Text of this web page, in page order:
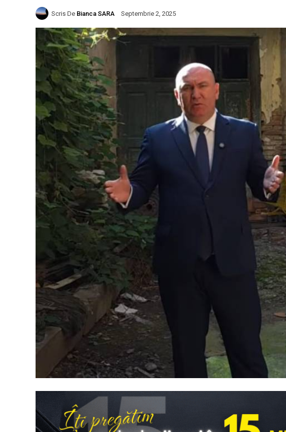
Scris De Bianca SARA Septembrie 2, 2025